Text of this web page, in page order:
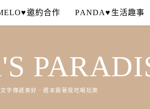
邀約合作 PANDA♥生活趣事
字傳遞美好．週末跟著我吃喝玩樂